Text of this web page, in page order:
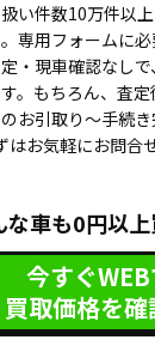
い件数10万件以
専用フォームに
・現車確認なし
。もちろん、査
お引取り〜手続
お気軽にお問合
な車も0円以
今すぐ
買取価格を確